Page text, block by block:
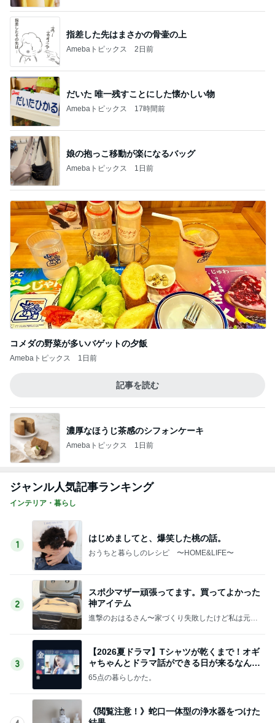
指差した先はまさかの骨壷の上
Amebaトピックス 2日前
だいた 唯一残すことにした懐かしい物
Amebaトピックス 17時間前
娘の抱っこ移動が楽になるバッグ
Amebaトピックス 1日前
コメダの野菜が多いバゲットの夕飯
Amebaトピックス 1日前
記事を読む
濃厚なほうじ茶感のシフォンケーキ
Amebaトピックス 1日前
ジャンル人気記事ランキング
インテリア・暮らし
1
はじめましてと、爆笑した桃の話。
おうちと暮らしのレシピ 〜HOME&LIFE〜
2
スポ少マザー頑張ってます。買ってよかった
神アイテム
進撃のおはるさん〜家づくり失敗したけど私は元気
3
【2026夏ドラマ】Tシャツが乾くまで！オギ
ャちゃんとドラマ話ができる日が来るなん
て！
65点の暮らしかた。
《閲覧注意！》蛇口一体型の浄水器をつけた